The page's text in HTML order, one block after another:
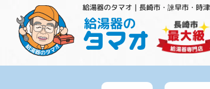
給湯器のタマオ｜長崎市・諫早市・時